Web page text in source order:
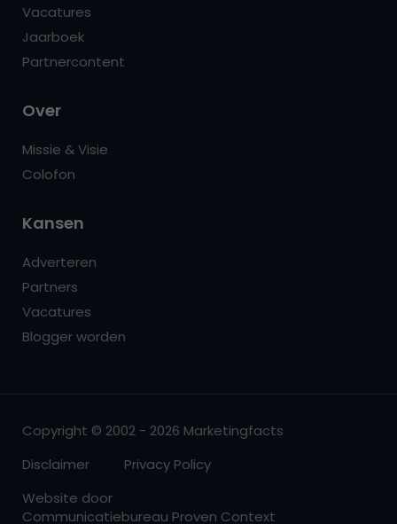
Vacatures
Jaarboek
Partnercontent
Over
Missie & Visie
Colofon
Kansen
Adverteren
Partners
Vacatures
Blogger worden
Copyright © 2002 - 2026 Marketingfacts
Disclaimer
Privacy Policy
Website door
Communicatiebureau Proven Context